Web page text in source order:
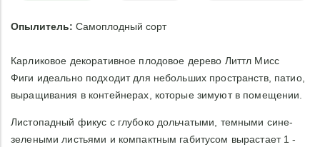
Опылитель: Самоплодный сорт
Карликовое декоративное плодовое дерево Литтл Мисс
Фиги идеально подходит для небольших пространств, патио,
выращивания в контейнерах, которые зимуют в помещении.
Листопадный фикус с глубоко дольчатыми, темными сине-
зелеными листьями и компактным габитусом вырастает 1 -